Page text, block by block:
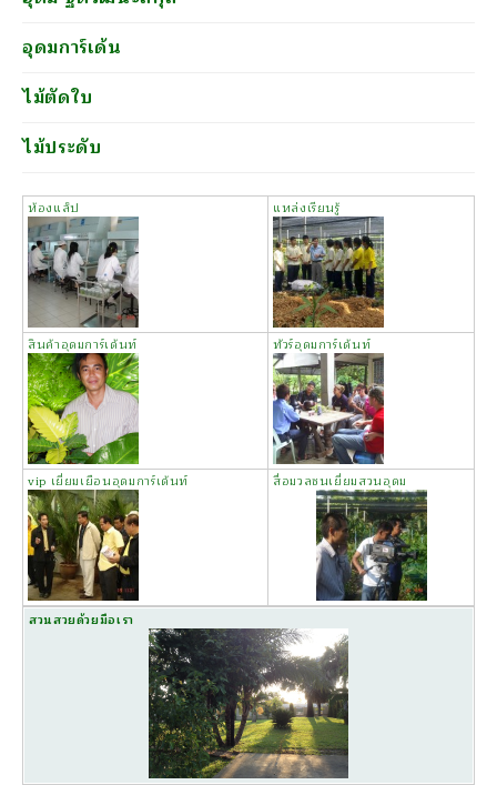
อุดมการ์เด้น
ไม้ตัดใบ
ไม้ประดับ
ห้องแล็ป แหล่งเรียนรู้
สินค้าอุดมการ์เด้นท์ ทัวร์อุดมการ์เด้นท์
vip เยี่ยมเยือนอุดมการ์เด้นท์ สื่อมวลชนเยี่ยมสวนอุดม
สวนสวยด้วยมือเรา